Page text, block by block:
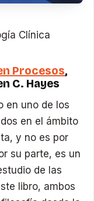
Clínica
Procesos,
C. Hayes
en uno de los
en el ámbito
y no es por
su parte, es un
de las
libro, ambos